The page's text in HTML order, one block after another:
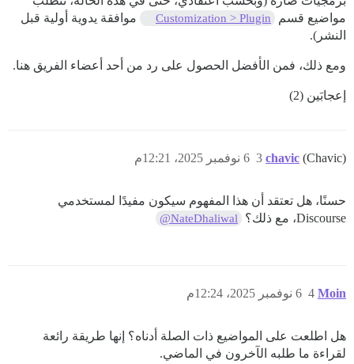
مواضيع قسم
Customization > Plugin
موافقة يدوية أولية قبل
النشر).
ومع ذلك، فمن الأفضل الحصول على رد من أحد أعضاء الفريق هنا.
إعجابَين (2)
chavic (Chavic) 6 نوفمبر 2025، 12:21م 3
حسنًا، هل تعتقد أن هذا المفهوم سيكون مفيدًا لمستخدمي
Discourse، مع ذلك؟
@NateDhaliwal
Moin 6 نوفمبر 2025، 12:24م 4
هل اطلعت على المواضيع ذات الصلة أدناه؟ إنها طريقة رائعة
لقراءة ما طلبه الآخرون في الماضي.